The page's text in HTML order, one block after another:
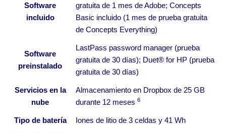
Software
incluido
gratuita de 1 mes de Adobe; Concepts
Basic incluido (1 mes de prueba gratuita
de Concepts Everything)
Software
preinstalado
LastPass password manager (prueba
gratuita de 30 días); Duet® for HP (prueba
gratuita de 30 días)
Servicios en la
nube
Almacenamiento en Dropbox de 25 GB
durante 12 meses 6
Tipo de batería Iones de litio de 3 celdas y 41 Wh